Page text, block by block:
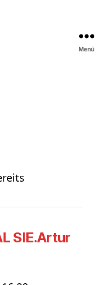
Menü
SIE.Artur